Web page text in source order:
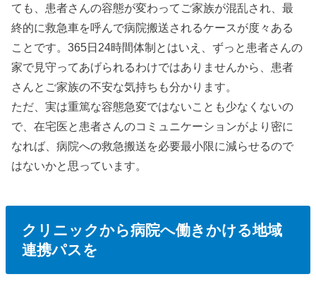
ても、患者さんの容態が変わってご家族が混乱され、最
終的に救急車を呼んで病院搬送されるケースが度々ある
ことです。365日24時間体制とはいえ、ずっと患者さんの
家で見守ってあげられるわけではありませんから、患者
さんとご家族の不安な気持ちも分かります。
ただ、実は重篤な容態急変ではないことも少なくないの
で、在宅医と患者さんのコミュニケーションがより密に
なれば、病院への救急搬送を必要最小限に減らせるので
はないかと思っています。
クリニックから病院へ働きかける地域
連携パスを